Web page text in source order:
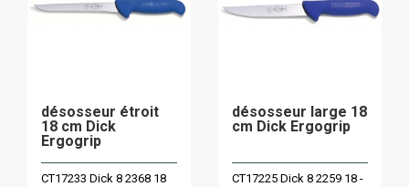
désosseur étroit
18 cm Dick
Ergogrip
CT17233 Dick 8 2368 18
désosseur large 18
cm Dick Ergogrip
CT17225 Dick 8 2259 18 -